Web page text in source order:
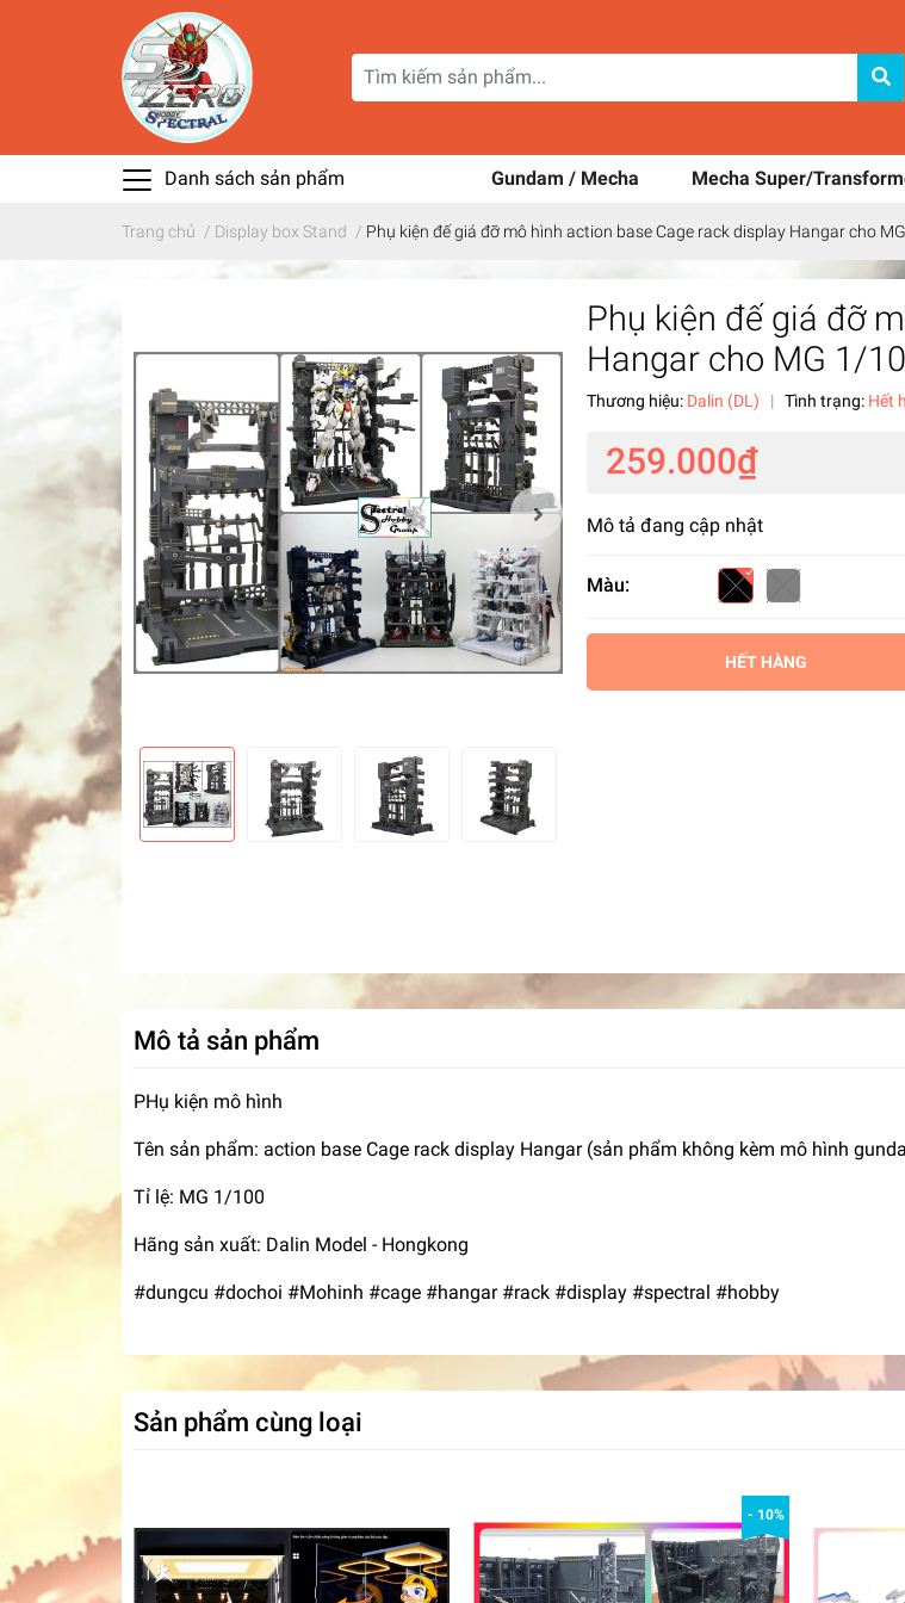
Danh sách sản phẩm Gundam / Mecha Mecha Super/
Trang chủ / Display box Stand / Phụ kiện đế giá đỡ mô hình action base Cage rack display Hangar cho
Phụ kiện đế giá đỡ
Hangar cho MG 1/
Thương hiệu: Dalin (DL) | Tình trạng: Hết
259.000₫
Mô tả đang cập nhật
Màu:
HẾT HÀNG
Mô tả sản phẩm
PHụ kiện mô hình
Tên sản phẩm: action base Cage rack display Hangar (sản phẩm không kèm mô hình
Tỉ lệ: MG 1/100
Hãng sản xuất: Dalin Model - Hongkong
#dungcu #dochoi #Mohinh #cage #hangar #rack #display #spectral #hobby
Sản phẩm cùng loại
- 10%